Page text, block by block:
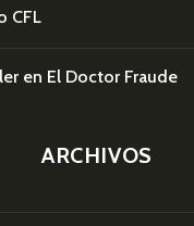
CFL
en El Doctor Fraude
ARCHIVOS